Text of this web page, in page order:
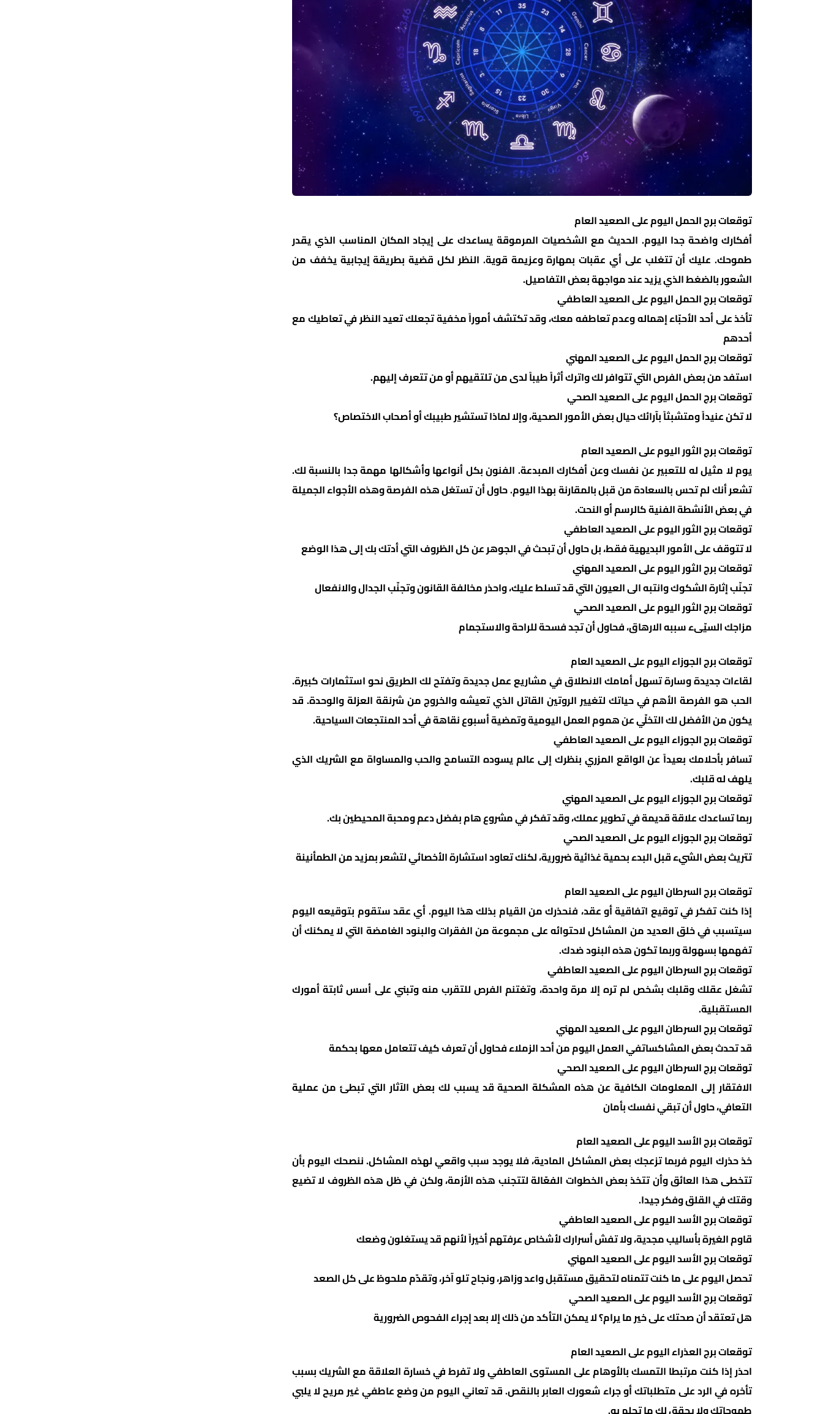
توقعات برج الحمل اليوم على الصعيد العام
أفكارك واضحة جدا اليوم. الحديث مع الشخصيات المرموقة يساعدك على إيجاد المكان المناسب الذي يقدر
طموحك. عليك أن تتغلب على أي عقبات بمهارة وعزيمة قوية. النظر لكل قضية بطريقة إيجابية يخفف من
الشعور بالضغط الذي يزيد عند مواجهة بعض التفاصيل.
توقعات برج الحمل اليوم على الصعيد العاطفي
تأخذ على أحد الأحبّاء إهماله وعدم تعاطفه معك، وقد تكتشف أموراً مخفية تجعلك تعيد النظر في تعاطيك مع
أحدهم
توقعات برج الحمل اليوم على الصعيد المهني
استفد من بعض الفرص التي تتوافر لك واترك أثراً طيباً لدى من تلتقيهم أو من تتعرف إليهم.
توقعات برج الحمل اليوم على الصعيد الصحي
لا تكن عنيداً ومتشبثاً بآرائك حيال بعض الأمور الصحية، وإلا لماذا تستشير طبيبك أو أصحاب الاختصاص؟
توقعات برج الثور اليوم على الصعيد العام
يوم لا مثيل له للتعبير عن نفسك وعن أفكارك المبدعة. الفنون بكل أنواعها وأشكالها مهمة جدا بالنسبة لك.
تشعر أنك لم تحس بالسعادة من قبل بالمقارنة بهذا اليوم. حاول أن تستغل هذه الفرصة وهذه الأجواء الجميلة
في بعض الأنشطة الفنية كالرسم أو النحت.
توقعات برج الثور اليوم على الصعيد العاطفي
لا تتوقف على الأمور البديهية فقط، بل حاول أن تبحث في الجوهر عن كل الظروف التي أدتك بك إلى هذا الوضع
توقعات برج الثور اليوم على الصعيد المهني
تجنّب إثارة الشكوك وانتبه الى العيون التي قد تسلط عليك، واحذر مخالفة القانون وتجنّب الجدال والانفعال
توقعات برج الثور اليوم على الصعيد الصحي
مزاجك السيّىء سببه الارهاق، فحاول أن تجد فسحة للراحة والاستجمام
توقعات برج الجوزاء اليوم على الصعيد العام
لقاءات جديدة وسارة تسهل أمامك الانطلاق في مشاريع عمل جديدة وتفتح لك الطريق نحو استثمارات كبيرة.
الحب هو الفرصة الأهم في حياتك لتغيير الروتين القاتل الذي تعيشه والخروج من شرنقة العزلة والوحدة. قد
يكون من الأفضل لك التخلّي عن هموم العمل اليومية وتمضية أسبوع نقاهة في أحد المنتجعات السياحية.
توقعات برج الجوزاء اليوم على الصعيد العاطفي
تسافر بأحلامك بعيداً عن الواقع المزري بنظرك إلى عالم يسوده التسامح والحب والمساواة مع الشريك الذي
يلهف له قلبك.
توقعات برج الجوزاء اليوم على الصعيد المهني
ربما تساعدك علاقة قديمة في تطوير عملك، وقد تفكر في مشروع هام بفضل دعم ومحبة المحيطين بك.
توقعات برج الجوزاء اليوم على الصعيد الصحي
تتريث بعض الشيء قبل البدء بحمية غذائية ضرورية، لكنك تعاود استشارة الأخصائي لتشعر بمزيد من الطمأنينة
توقعات برج السرطان اليوم على الصعيد العام
إذا كنت تفكر في توقيع اتفاقية أو عقد، فنحذرك من القيام بذلك هذا اليوم. أي عقد ستقوم بتوقيعه اليوم
سيتسبب في خلق العديد من المشاكل لاحتوائه على مجموعة من الفقرات والبنود الغامضة التي لا يمكنك أن
تفهمها بسهولة وربما تكون هذه البنود ضدك.
توقعات برج السرطان اليوم على الصعيد العاطفي
تشغل عقلك وقلبك بشخص لم تره إلا مرة واحدة، وتغتنم الفرص للتقرب منه وتبني على أسس ثابتة أمورك
المستقبلية.
توقعات برج السرطان اليوم على الصعيد المهني
قد تحدث بعض المشاكساتفي العمل اليوم من أحد الزملاء فحاول أن تعرف كيف تتعامل معها بحكمة
توقعات برج السرطان اليوم على الصعيد الصحي
الافتقار إلى المعلومات الكافية عن هذه المشكلة الصحية قد يسبب لك بعض الآثار التي تبطئ من عملية
التعافي، حاول أن تبقي نفسك بأمان
توقعات برج الأسد اليوم على الصعيد العام
خذ حذرك اليوم فربما تزعجك بعض المشاكل المادية، فلا يوجد سبب واقعي لهذه المشاكل. ننصحك اليوم بأن
تتخطى هذا العائق وأن تتخذ بعض الخطوات الفعّالة لتتجنب هذه الأزمة، ولكن في ظل هذه الظروف لا تضيع
وقتك في القلق وفكر جيدا.
توقعات برج الأسد اليوم على الصعيد العاطفي
قاوم الغيرة بأساليب مجدية، ولا تفش أسرارك لأشخاص عرفتهم أخيراً لأنهم قد يستغلون وضعك
توقعات برج الأسد اليوم على الصعيد المهني
تحصل اليوم على ما كنت تتمناه لتحقيق مستقبل واعد وزاهر، ونجاح تلو آخر، وتقدّم ملحوظ على كل الصعد
توقعات برج الأسد اليوم على الصعيد الصحي
هل تعتقد أن صحتك على خير ما يرام؟ لا يمكن التأكد من ذلك إلا بعد إجراء الفحوص الضرورية
توقعات برج العذراء اليوم على الصعيد العام
احذر إذا كنت مرتبطا التمسك بالأوهام على المستوى العاطفي ولا تفرط في خسارة العلاقة مع الشريك بسبب
تأخره في الرد على متطلباتك أو جراء شعورك العابر بالنقص. قد تعاني اليوم من وضع عاطفي غير مريح لا يلبي
طموحاتك ولا يحقق لك ما تحلم به.